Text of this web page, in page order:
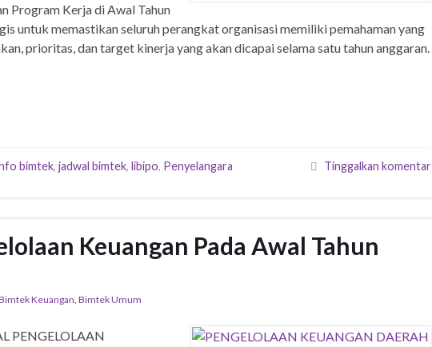
Program Kerja di Awal Tahun
untuk memastikan seluruh perangkat organisasi memiliki pemahaman yang
prioritas, dan target kinerja yang akan dicapai selama satu tahun anggaran.
bimtek, jadwal bimtek, libipo, Penyelangara
Tinggalkan komentar
Keuangan Pada Awal Tahun
Keuangan Bimtek Umum
PENGELOLAAN